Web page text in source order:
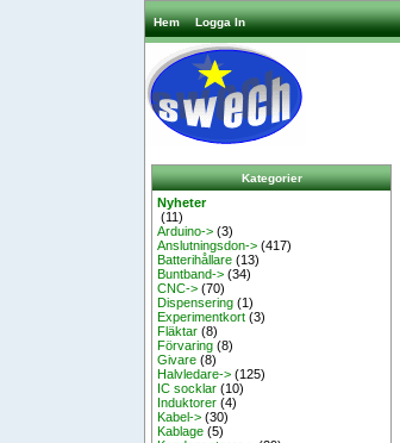
Hem Logga In
Kategorier
Nyheter
(11)
Arduino-> (3)
Anslutningsdon-> (417)
Batterihållare (13)
Buntband-> (34)
CNC-> (70)
Dispensering (1)
Experimentkort (3)
Fläktar (8)
Förvaring (8)
Givare (8)
Halvledare-> (125)
IC socklar (10)
Induktorer (4)
Kabel-> (30)
Kablage (5)